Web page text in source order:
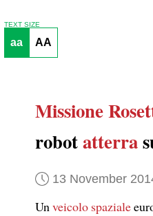
TEXT SIZE
aa AA
Missione
robotatterra
13 November
Unveicolo spaziale